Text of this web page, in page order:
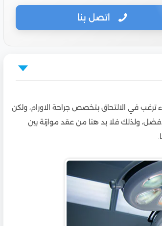
اتصل بنا
في الالتحاق بتخصص جراحة الاورام، ولكن
ولذلك فلا بد هنا من عقد موازنة بين